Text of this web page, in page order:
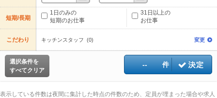
短期/長期
1日のみの
短期のお仕事
31日以上の
お仕事
こだわり キッチンスタッフ (0) 変更
選択条件を
すべてクリア
-- 件
表示している件数は夜間に集計した時点の件数のため、定員が埋まった場合や求人